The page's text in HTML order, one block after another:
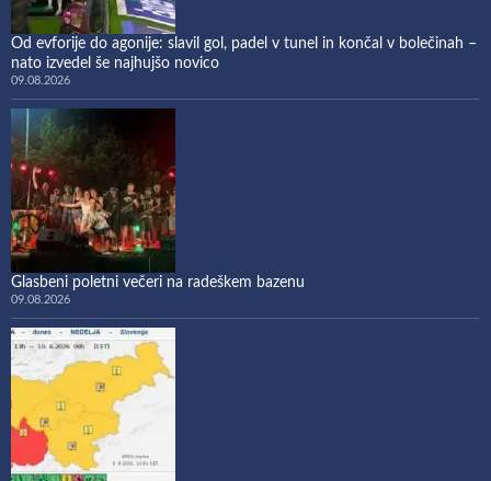
Od evforije do agonije: slavil gol, padel v tunel in končal v bolečinah –
nato izvedel še najhujšo novico
09.08.2026
Glasbeni poletni večeri na radeškem bazenu
09.08.2026